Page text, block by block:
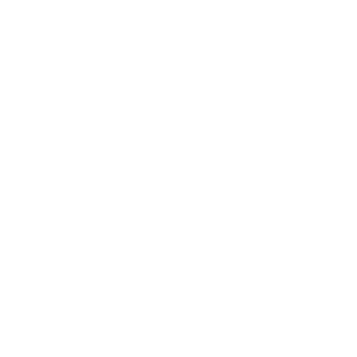
をご了承くださ
ありません。
1000ppm以下、
下、フタル酸ジブチ
) : 1000ppm、
、
これらの製造装